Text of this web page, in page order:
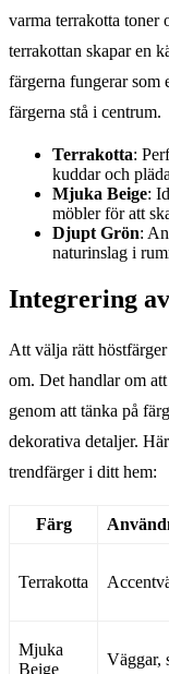
varma terrakotta toner
terrakottan skapar en
färgerna fungerar som
färgerna stå i centrum.
Terrakotta:
kuddar och
Mjuka Beige:
möbler för att
Djupt Grön:
naturinslag i
Integrering
Att välja rätt
om. Det handlar om
genom att tänka på
dekorativa detaljer.
trendfärger i ditt hem:
Färg
Terrakotta
Mjuka
Beige
Väggar,